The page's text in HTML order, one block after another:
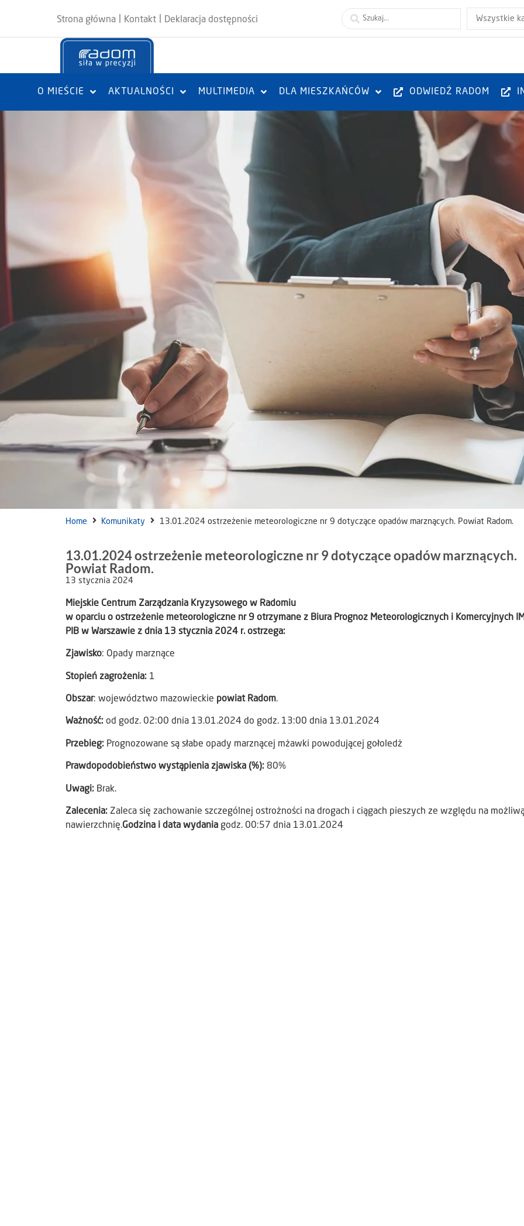
Strona główna Kontakt Deklaracja dostępności Wszystkie
O MIEŚCIE AKTUALNOŚCI MULTIMEDIA DLA MIESZKAŃCÓW ODWIEDŹ RADOM
Home Komunikaty 13.01.2024 ostrzeżenie meteorologiczne nr 9 dotyczące opadów marznących. Powiat Radom.
13.01.2024 ostrzeżenie meteorologiczne nr 9 dotyczące opadów marznących.
Powiat Radom.
13 stycznia 2024
Miejskie Centrum Zarządzania Kryzysowego w Radomiu
w oparciu o ostrzeżenie meteorologiczne nr 9 otrzymane z Biura Prognoz Meteorologicznych i Komercyjnych
PIB w Warszawie z dnia 13 stycznia 2024 r. ostrzega:
Zjawisko: Opady marznące
Stopień zagrożenia: 1
Obszar: województwo mazowieckie powiat Radom.
Ważność: od godz. 02:00 dnia 13.01.2024 do godz. 13:00 dnia 13.01.2024
Przebieg: Prognozowane są słabe opady marznącej mżawki powodującej gołoledż
Prawdopodobieństwo wystąpienia zjawiska (%): 80%
Uwagi: Brak.
Zalecenia: Zaleca się zachowanie szczególnej ostrożności na drogach i ciągach pieszych ze względu na
nawierzchnię.Godzina i data wydania godz. 00:57 dnia 13.01.2024